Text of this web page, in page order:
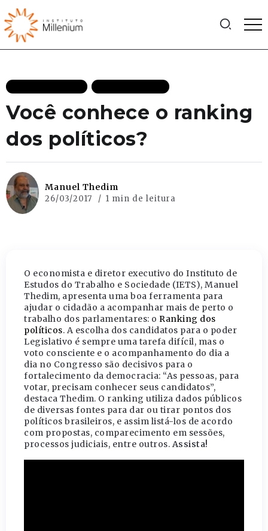
Você conhece o ranking
dos políticos?
Manuel Thedim
26/03/2017 1 min de leitura
O economista e diretor executivo do Instituto de
Estudos do Trabalho e Sociedade (IETS), Manuel
Thedim, apresenta uma boa ferramenta para
ajudar o cidadão a acompanhar mais de perto o
trabalho dos parlamentares: o Ranking dos
políticos. A escolha dos candidatos para o poder
Legislativo é sempre uma tarefa difícil, mas o
voto consciente e o acompanhamento do dia a
dia no Congresso são decisivos para o
fortalecimento da democracia: “As pessoas, para
votar, precisam conhecer seus candidatos”,
destaca Thedim. O ranking utiliza dados públicos
de diversas fontes para dar ou tirar pontos dos
políticos brasileiros, e assim listá-los de acordo
com propostas, comparecimento em sessões,
processos judiciais, entre outros. Assista!